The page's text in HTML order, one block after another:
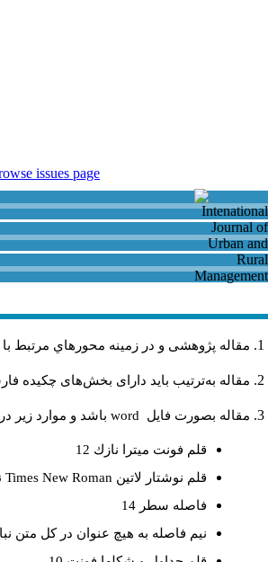
issues page
مقاله پژوهشی و در زمینه محورهاي مرتبط
مقاله به‌ترتیب باید دارای بخش‌های چکیده
مقاله بصورت فايل word باشد و موارد زير
قلم فونت ميترا نازك 12
قلم نوشتار لاتين Times New Roman
فاصله سطر 14
نيم فاصله به هيچ عنوان در كل متن